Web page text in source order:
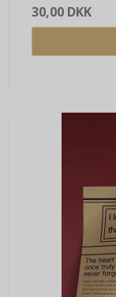
30,00 DKK